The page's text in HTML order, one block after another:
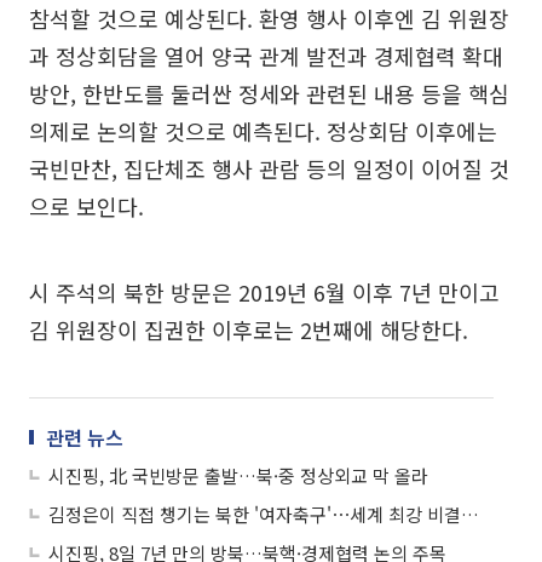
참석할 것으로 예상된다. 환영 행사 이후엔 김 위원장
과 정상회담을 열어 양국 관계 발전과 경제협력 확대
방안, 한반도를 둘러싼 정세와 관련된 내용 등을 핵심
의제로 논의할 것으로 예측된다. 정상회담 이후에는
국빈만찬, 집단체조 행사 관람 등의 일정이 이어질 것
으로 보인다.
시 주석의 북한 방문은 2019년 6월 이후 7년 만이고
김 위원장이 집권한 이후로는 2번째에 해당한다.
관련 뉴스
시진핑, 北 국빈방문 출발…북·중 정상외교 막 올라
김정은이 직접 챙기는 북한 '여자축구'⋯세계 최강 비결은 '이것'
시진핑, 8일 7년 만의 방북…북핵·경제협력 논의 주목